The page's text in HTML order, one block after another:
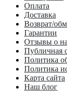
Оплата
Доставка
Возврат/
Гарантии
Отзывы о
Публичная
Политика
Политика
Карта сайта
Наш блог